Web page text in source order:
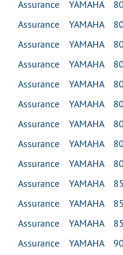
Assurance YAMAHA
Assurance YAMAHA
Assurance YAMAHA
Assurance YAMAHA
Assurance YAMAHA
Assurance YAMAHA
Assurance YAMAHA
Assurance YAMAHA
Assurance YAMAHA
Assurance YAMAHA
Assurance YAMAHA
Assurance YAMAHA
Assurance YAMAHA